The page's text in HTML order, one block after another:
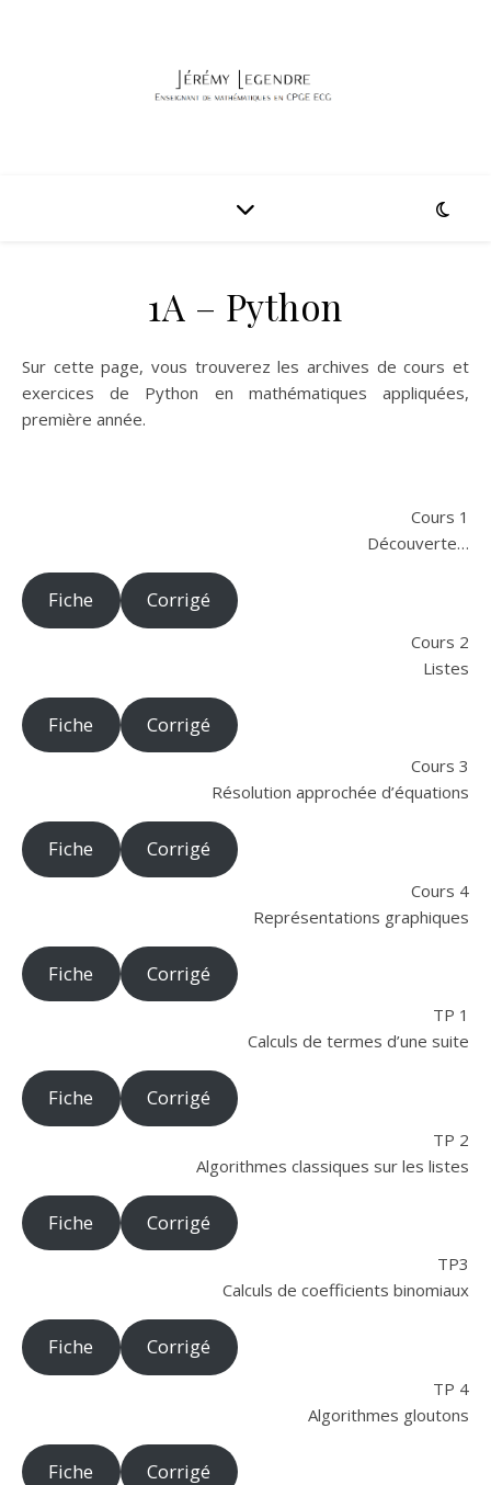
1A – Python
Sur cette page, vous trouverez les archives de cours et
exercices de Python en mathématiques appliquées,
première année.
Cours 1
Découverte…
Fiche Corrigé
Cours 2
Listes
Fiche Corrigé
Cours 3
Résolution approchée d’équations
Fiche Corrigé
Cours 4
Représentations graphiques
Fiche Corrigé
TP 1
Calculs de termes d’une suite
Fiche Corrigé
TP 2
Algorithmes classiques sur les listes
Fiche Corrigé
TP3
Calculs de coefficients binomiaux
Fiche Corrigé
TP 4
Algorithmes gloutons
Fiche Corrigé